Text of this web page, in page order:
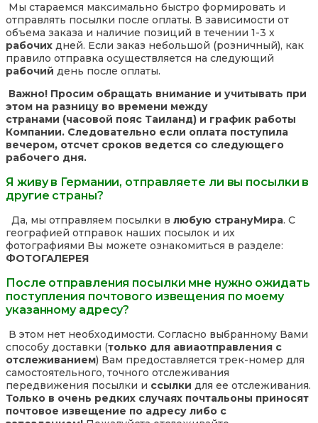
Мы стараемся максимально быстро формировать и
отправлять посылки после оплаты. В зависимости от
объема заказа и наличие позиций в течении 1-3 х
рабочих дней. Если заказ небольшой (розничный), как
правило отправка осуществляется на следующий
рабочий день после оплаты.
Важно! Просим обращать внимание и учитывать при
этом на разницу во времени между
странами (часовой пояс Таиланд) и график работы
Компании. Следовательно если оплата поступила
вечером, отсчет сроков ведется со следующего
рабочего дня.
Я живу в Германии, отправляете ли вы посылки в
другие страны?
Да, мы отправляем посылки в любую странуМира. С
географией отправок наших посылок и их
фотографиями Вы можете ознакомиться в разделе:
ФОТОГАЛЕРЕЯ
После отправления посылки мне нужно ожидать
поступления почтового извещения по моему
указанному адресу?
В этом нет необходимости. Согласно выбранному Вами
способу доставки (только для авиаотправления с
отслеживанием) Вам предоставляется трек-номер для
самостоятельного, точного отслеживания
передвижения посылки и ссылки для ее отслеживания.
Только в очень редких случаях почтальоны приносят
почтовое извещение по адресу либо с